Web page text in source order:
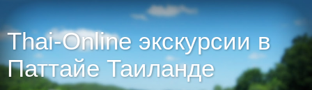
Thai-Online экскурсии в
Паттайе Таиланде